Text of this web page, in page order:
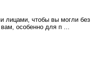
лицами, чтобы вы могли без
особенно для п ...